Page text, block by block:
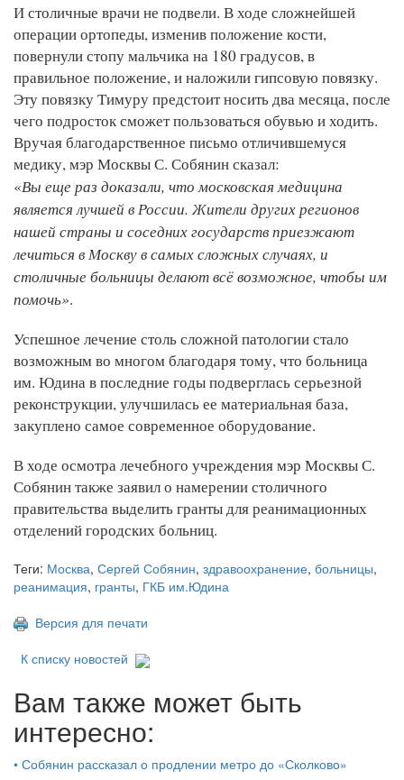
И столичные врачи не подвели. В ходе сложнейшей
операции ортопеды, изменив положение кости,
повернули стопу мальчика на 180 градусов, в
правильное положение, и наложили гипсовую повязку.
Эту повязку Тимуру предстоит носить два месяца, после
чего подросток сможет пользоваться обувью и ходить.
Вручая благодарственное письмо отличившемуся
медику, мэр Москвы С. Собянин сказал:
«Вы еще раз доказали, что московская медицина
является лучшей в России. Жители других регионов
нашей страны и соседних государств приезжают
лечиться в Москву в самых сложных случаях, и
столичные больницы делают всё возможное, чтобы им
помочь».
Успешное лечение столь сложной патологии стало
возможным во многом благодаря тому, что больница
им. Юдина в последние годы подверглась серьезной
реконструкции, улучшилась ее материальная база,
закуплено самое современное оборудование.
В ходе осмотра лечебного учреждения мэр Москвы С.
Собянин также заявил о намерении столичного
правительства выделить гранты для реанимационных
отделений городских больниц.
Теги: Москва, Сергей Собянин, здравоохранение, больницы,
реанимация, гранты, ГКБ им.Юдина
Версия для печати
К списку новостей
Вам также может быть
интересно:
• Собянин рассказал о продлении метро до «Сколково»